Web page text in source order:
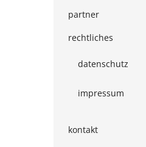
partner
rechtliches
datenschutz
impressum
kontakt